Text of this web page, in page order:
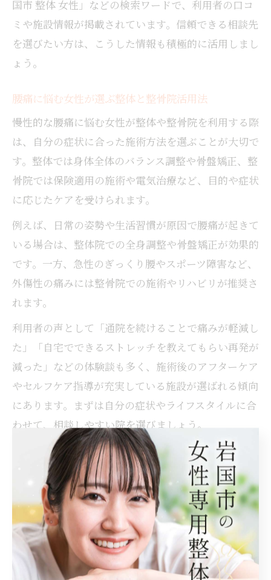
国市 整体 女性」などの検索ワードで、利用者の口コ
ミや施設情報が掲載されています。信頼できる相談先
を選びたい方は、こうした情報も積極的に活用しまし
ょう。
腰痛に悩む女性が選ぶ整体と整骨院活用法
慢性的な腰痛に悩む女性が整体や整骨院を利用する際
は、自分の症状に合った施術方法を選ぶことが大切で
す。整体では身体全体のバランス調整や骨盤矯正、整
骨院では保険適用の施術や電気治療など、目的や症状
に応じたケアを受けられます。
例えば、日常の姿勢や生活習慣が原因で腰痛が起きて
いる場合は、整体院での全身調整や骨盤矯正が効果的
です。一方、急性のぎっくり腰やスポーツ障害など、
外傷性の痛みには整骨院での施術やリハビリが推奨さ
れます。
利用者の声として「通院を続けることで痛みが軽減し
た」「自宅でできるストレッチを教えてもらい再発が
減った」などの体験談も多く、施術後のアフターケア
やセルフケア指導が充実している施設が選ばれる傾向
にあります。まずは自分の症状やライフスタイルに合
わせて、相談しやすい院を選びましょう。
岩国市の保険適用腰痛施術のポイント
岩国市で腰痛の施術を保険適用で受けたい場合は、整
形外科や整骨院が主な選択肢となります。特に整骨院
では、捻挫や打撲など外傷性の腰痛に対して健康保険
が適用可能ですが、慢性的な腰痛や疲労性の症状には
保険が適用されないケースが多いので注意が必要で